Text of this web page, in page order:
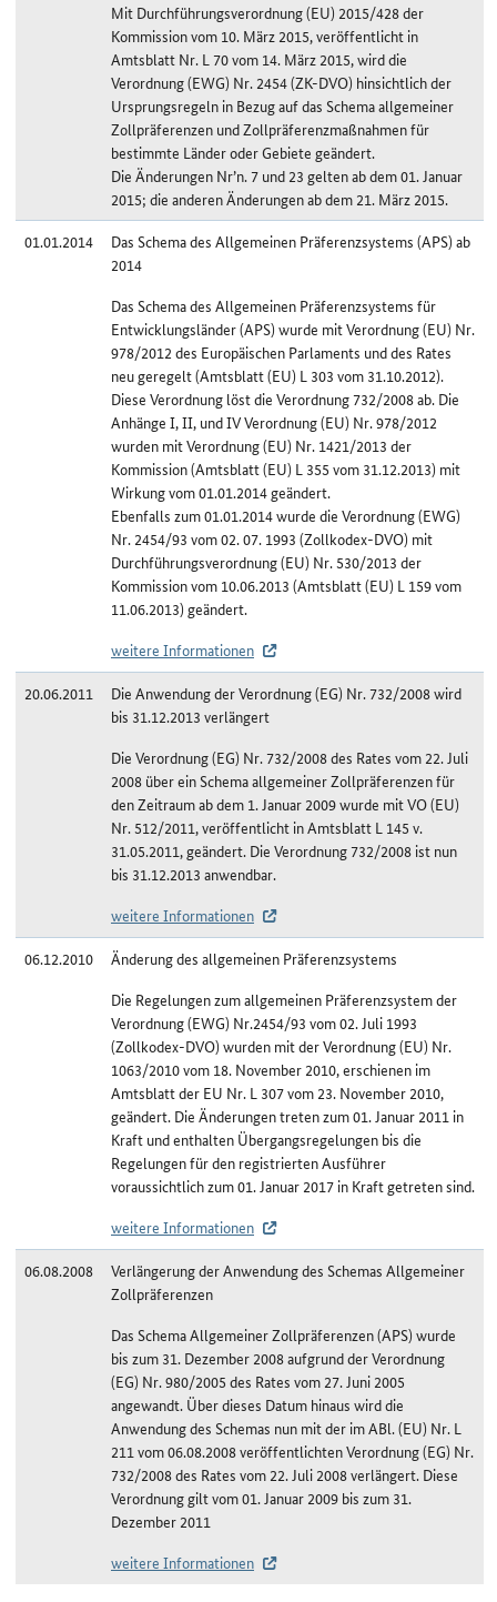
Mit Durchführungsverordnung (EU) 2015/428 der
Kommission vom 10. März 2015, veröffentlicht in
Amtsblatt Nr. L 70 vom 14. März 2015, wird die
Verordnung (EWG) Nr. 2454 (ZK-DVO) hinsichtlich der
Ursprungsregeln in Bezug auf das Schema allgemeiner
Zollpräferenzen und Zollpräferenzmaßnahmen für
bestimmte Länder oder Gebiete geändert.
Die Änderungen Nr’n. 7 und 23 gelten ab dem 01. Januar
2015; die anderen Änderungen ab dem 21. März 2015.
01.01.2014
Das Schema des Allgemeinen Präferenzsystems (APS) ab
2014
Das Schema des Allgemeinen Präferenzsystems für
Entwicklungsländer (APS) wurde mit Verordnung (EU) Nr.
978/2012 des Europäischen Parlaments und des Rates
neu geregelt (Amtsblatt (EU) L 303 vom 31.10.2012).
Diese Verordnung löst die Verordnung 732/2008 ab. Die
Anhänge I, II, und IV Verordnung (EU) Nr. 978/2012
wurden mit Verordnung (EU) Nr. 1421/2013 der
Kommission (Amtsblatt (EU) L 355 vom 31.12.2013) mit
Wirkung vom 01.01.2014 geändert.
Ebenfalls zum 01.01.2014 wurde die Verordnung (EWG)
Nr. 2454/93 vom 02. 07. 1993 (Zollkodex-DVO) mit
Durchführungsverordnung (EU) Nr. 530/2013 der
Kommission vom 10.06.2013 (Amtsblatt (EU) L 159 vom
11.06.2013) geändert.
weitere Informationen
20.06.2011
Die Anwendung der Verordnung (EG) Nr. 732/2008 wird
bis 31.12.2013 verlängert
Die Verordnung (EG) Nr. 732/2008 des Rates vom 22. Juli
2008 über ein Schema allgemeiner Zollpräferenzen für
den Zeitraum ab dem 1. Januar 2009 wurde mit VO (EU)
Nr. 512/2011, veröffentlicht in Amtsblatt L 145 v.
31.05.2011, geändert. Die Verordnung 732/2008 ist nun
bis 31.12.2013 anwendbar.
weitere Informationen
06.12.2010
Änderung des allgemeinen Präferenzsystems
Die Regelungen zum allgemeinen Präferenzsystem der
Verordnung (EWG) Nr.2454/93 vom 02. Juli 1993
(Zollkodex-DVO) wurden mit der Verordnung (EU) Nr.
1063/2010 vom 18. November 2010, erschienen im
Amtsblatt der EU Nr. L 307 vom 23. November 2010,
geändert. Die Änderungen treten zum 01. Januar 2011 in
Kraft und enthalten Übergangsregelungen bis die
Regelungen für den registrierten Ausführer
voraussichtlich zum 01. Januar 2017 in Kraft getreten sind.
weitere Informationen
06.08.2008
Verlängerung der Anwendung des Schemas Allgemeiner
Zollpräferenzen
Das Schema Allgemeiner Zollpräferenzen (APS) wurde
bis zum 31. Dezember 2008 aufgrund der Verordnung
(EG) Nr. 980/2005 des Rates vom 27. Juni 2005
angewandt. Über dieses Datum hinaus wird die
Anwendung des Schemas nun mit der im ABl. (EU) Nr. L
211 vom 06.08.2008 veröffentlichten Verordnung (EG) Nr.
732/2008 des Rates vom 22. Juli 2008 verlängert. Diese
Verordnung gilt vom 01. Januar 2009 bis zum 31.
Dezember 2011
weitere Informationen